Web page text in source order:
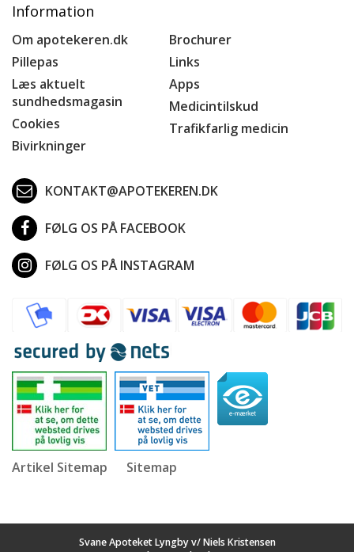
Information
Om apotekeren.dk
Pillepas
Læs aktuelt
sundhedsmagasin
Cookies
Bivirkninger
Brochurer
Links
Apps
Medicintilskud
Trafikfarlig medicin
KONTAKT@APOTEKEREN.DK
FØLG OS PÅ FACEBOOK
FØLG OS PÅ INSTAGRAM
Artikel Sitemap Sitemap
Svane Apoteket Lyngby v/ Niels Kristensen